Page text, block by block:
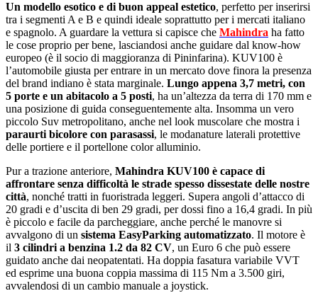
Un modello esotico e di buon appeal estetico, perfetto per inserirsi
tra i segmenti A e B e quindi ideale soprattutto per i mercati italiano
e spagnolo. A guardare la vettura si capisce che Mahindra ha fatto
le cose proprio per bene, lasciandosi anche guidare dal know-how
europeo (è il socio di maggioranza di Pininfarina). KUV100 è
lʼautomobile giusta per entrare in un mercato dove finora la presenza
del brand indiano è stata marginale. Lungo appena 3,7 metri, con
5 porte e un abitacolo a 5 posti, ha unʼaltezza da terra di 170 mm e
una posizione di guida conseguentemente alta. Insomma un vero
piccolo Suv metropolitano, anche nel look muscolare che mostra i
paraurti bicolore con parasassi, le modanature laterali protettive
delle portiere e il portellone color alluminio.
Pur a trazione anteriore, Mahindra KUV100 è capace di
affrontare senza difficoltà le strade spesso dissestate delle nostre
città, nonché tratti in fuoristrada leggeri. Supera angoli d’attacco di
20 gradi e dʼuscita di ben 29 gradi, per dossi fino a 16,4 gradi. In più
è piccolo e facile da parcheggiare, anche perché le manovre si
avvalgono di un sistema EasyParking automatizzato. Il motore è
il 3 cilindri a benzina 1.2 da 82 CV, un Euro 6 che può essere
guidato anche dai neopatentati. Ha doppia fasatura variabile VVT
ed esprime una buona coppia massima di 115 Nm a 3.500 giri,
avvalendosi di un cambio manuale a joystick.